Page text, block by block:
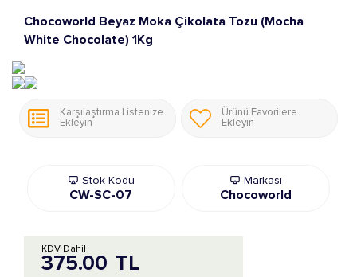
Chocoworld Beyaz Moka Çikolata Tozu (Mocha
White Chocolate) 1Kg
Karşılaştırma Listenize
Ekleyin
Ürünü Favorilere
Ekleyin
Stok Kodu
CW-SC-07
Markası
Chocoworld
375.00 TL
KDV Dahil